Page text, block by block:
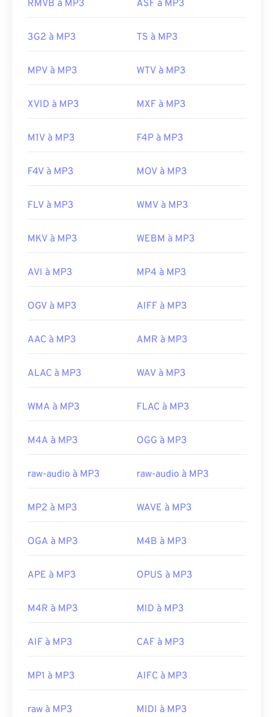
une rançon en bitcoins, mais qui est heureusement
menace.
Experts Group
https://en.wikipedia.org/wiki/MP3
a/music-player-application-format.html
RMVB à MP3 ASF à MP3
3G2 à MP3 TS à MP3
MPV à MP3 WTV à MP3
XVID à MP3 MXF à MP3
M1V à MP3 F4P à MP3
F4V à MP3 MOV à MP3
FLV à MP3 WMV à MP3
MKV à MP3 WEBM à MP3
AVI à MP3 MP4 à MP3
OGV à MP3 AIFF à MP3
AAC à MP3 AMR à MP3
ALAC à MP3 WAV à MP3
WMA à MP3 FLAC à MP3
M4A à MP3 OGG à MP3
raw-audio à MP3 raw-audio à MP3
MP2 à MP3 WAVE à MP3
OGA à MP3 M4B à MP3
APE à MP3 OPUS à MP3
M4R à MP3 MID à MP3
AIF à MP3 CAF à MP3
MP1 à MP3 AIFC à MP3
raw à MP3 MIDI à MP3